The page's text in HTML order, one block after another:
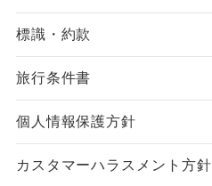
標識・約款
旅行条件書
個人情報保護方針
カスタマーハラスメント方針